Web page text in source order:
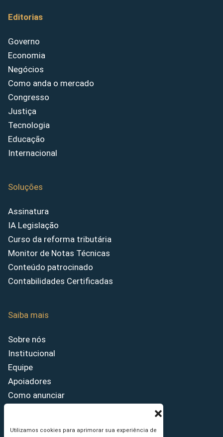
Utilizamos cookies para aprimorar sua experiência de
Editorias
Governo
Economia
Negócios
Como anda o mercado
Congresso
Justiça
Tecnologia
Educação
Internacional
Soluções
Assinatura
IA Legislação
Curso da reforma tributária
Monitor de Notas Técnicas
Conteúdo patrocinado
Contabilidades Certificadas
Saiba mais
Sobre nós
Institucional
Equipe
Apoiadores
Como anunciar